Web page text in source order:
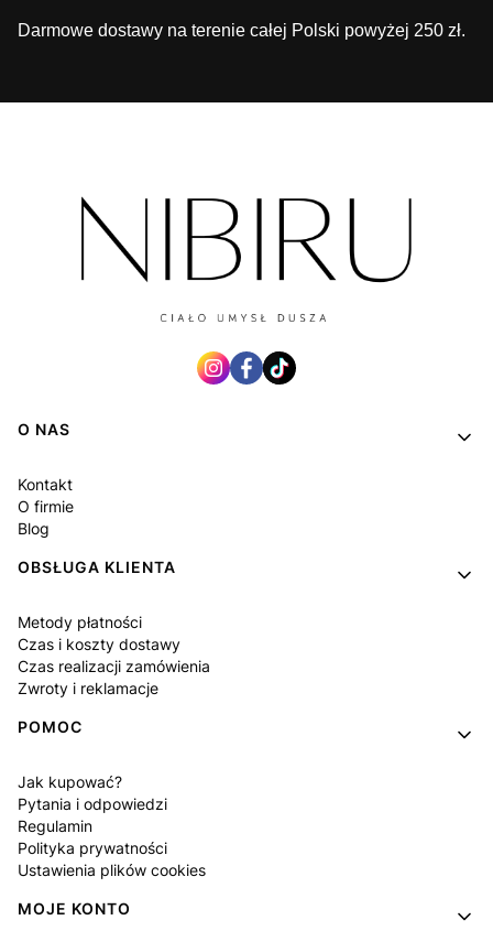
Darmowe dostawy na terenie całej Polski powyżej 250 zł.
Linki w stopce
O NAS
Kontakt
O firmie
Blog
OBSŁUGA KLIENTA
Metody płatności
Czas i koszty dostawy
Czas realizacji zamówienia
Zwroty i reklamacje
POMOC
Jak kupować?
Pytania i odpowiedzi
Regulamin
Polityka prywatności
Ustawienia plików cookies
MOJE KONTO